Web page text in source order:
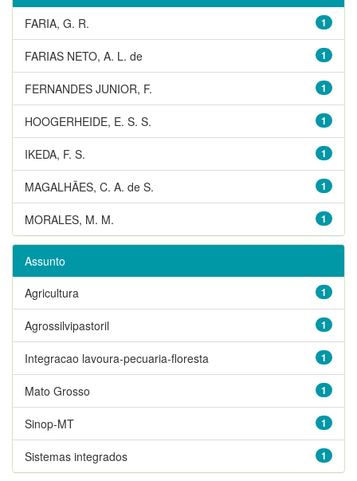
1
FARIA, G. R.
1
FARIAS NETO, A. L. de
1
FERNANDES JUNIOR, F.
1
HOOGERHEIDE, E. S. S.
1
IKEDA, F. S.
1
MAGALHÃES, C. A. de S.
1
MORALES, M. M.
Assunto
1
Agricultura
1
Agrossilvipastoril
1
Integracao lavoura-pecuaria-floresta
1
Mato Grosso
1
Sinop-MT
1
Sistemas integrados